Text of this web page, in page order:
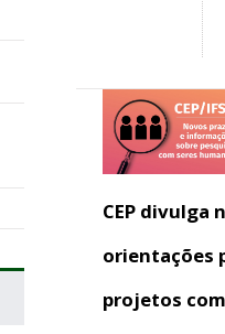
CEP divulga
orientações
projetos